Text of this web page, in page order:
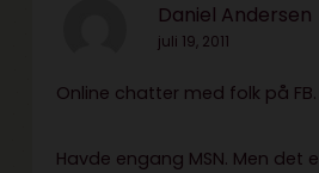
Daniel Andersen
juli 19, 2011
Online chatter med folk på FB.
Havde engang MSN. Men det